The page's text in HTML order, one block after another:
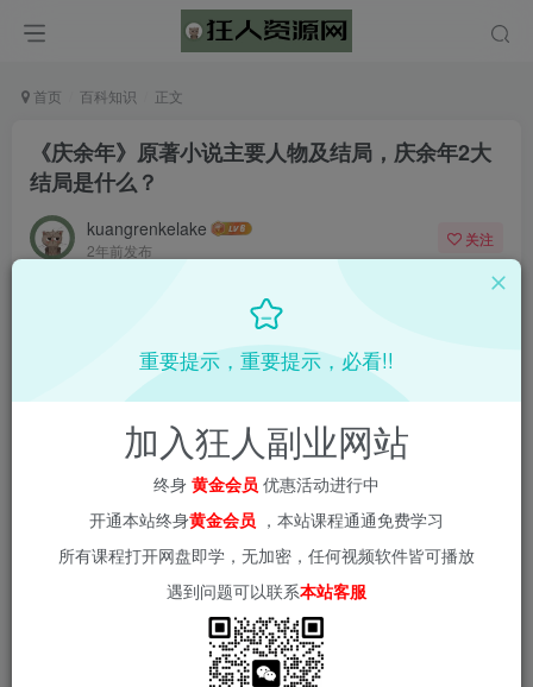
首页 百科知识 正文
《庆余年》原著小说主要人物及结局，庆余年2大
结局是什么？
kuangrenkelake
2年前发布
关注
重要提示，重要提示，必看!!
加入狂人副业网站
终身 黄金会员 优惠活动进行中
开通本站终身黄金会员 ，本站课程通通免费学习
所有课程打开网盘即学，无加密，任何视频软件皆可播放
遇到问题可以联系本站客服